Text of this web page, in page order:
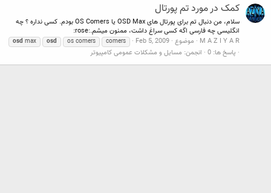
کمک در مورد تم پورتال
سلام، من دنبال تم برای پورتال های OSD Max یا OS Comers بودم. کسی نداره ؟ چه
انگلیسی چه فارسی اگه کسی سراغ داشت، ممنون میشم.:rose:
M A Z I Y A R
موضوع Feb 5, 2009
comers
os comers
osd
osd max
پاسخ ها: 0 انجمن: مسایل و مشکلات عمومی کامپیوتر